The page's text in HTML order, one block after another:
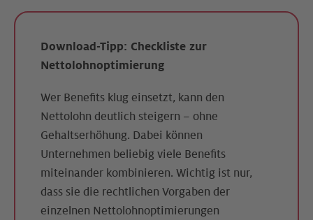
Download-Tipp: Checkliste zur
Nettolohnoptimierung
Wer Benefits klug einsetzt, kann den
Nettolohn deutlich steigern – ohne
Gehaltserhöhung. Dabei können
Unternehmen beliebig viele Benefits
miteinander kombinieren. Wichtig ist nur,
dass sie die rechtlichen Vorgaben der
einzelnen Nettolohnoptimierungen